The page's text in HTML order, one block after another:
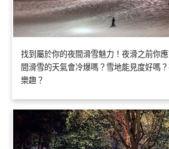
找到屬於你的夜間滑雪魅力！夜滑之前你
間滑雪的天氣會冷爆嗎？雪地能見度好嗎
樂趣？